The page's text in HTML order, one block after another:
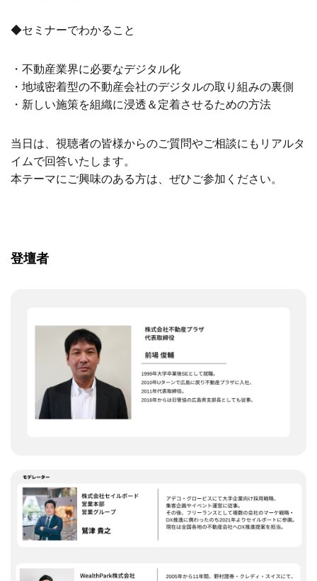
◆セミナーでわかること
・不動産業界に必要なデジタル化
・地域密着型の不動産会社のデジタルの取り組みの裏側
・新しい施策を組織に浸透＆定着させるための方法
当日は、視聴者の皆様からのご質問やご相談にもリアルタ
イムで回答いたします。
本テーマにご興味のある方は、ぜひご参加ください。
登壇者